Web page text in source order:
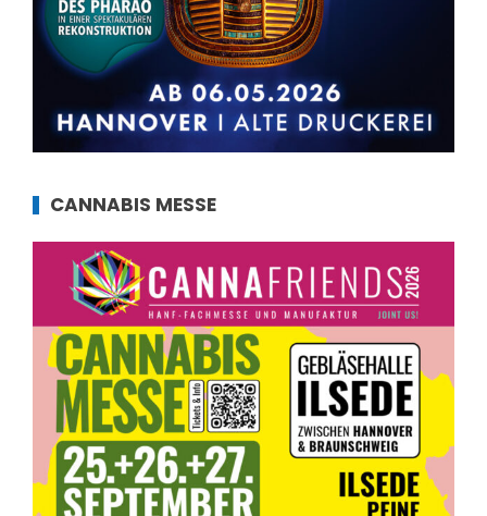
CANNABIS MESSE